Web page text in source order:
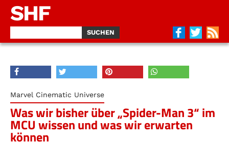
SHF
Marvel Cinematic Universe
Was wir bisher über „Spider-Man 3“ im
MCU wissen und was wir erwarten
können